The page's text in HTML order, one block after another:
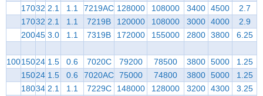
17032 2.1 1.1 7219AC 128000 108000 3400 4500
2.7
17032 2.1 1.1 7219B 120000 108000 3000 4000
2.9
20045 3.0 1.1 7319B 172000 155000 2800 3800 6.25
10015024 1.5 0.6 7020C 79200 78500 3800 5000
1.25
15024 1.5 0.6 7020AC 75000 74800 3800 5000
1.25
18034 2.1 1.1 7229C 148000 128000 3200 4300
3.25